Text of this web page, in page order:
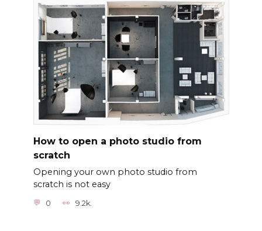
How to open a photo studio from
scratch
Opening your own photo studio from
scratch is not easy
0 9.2k.